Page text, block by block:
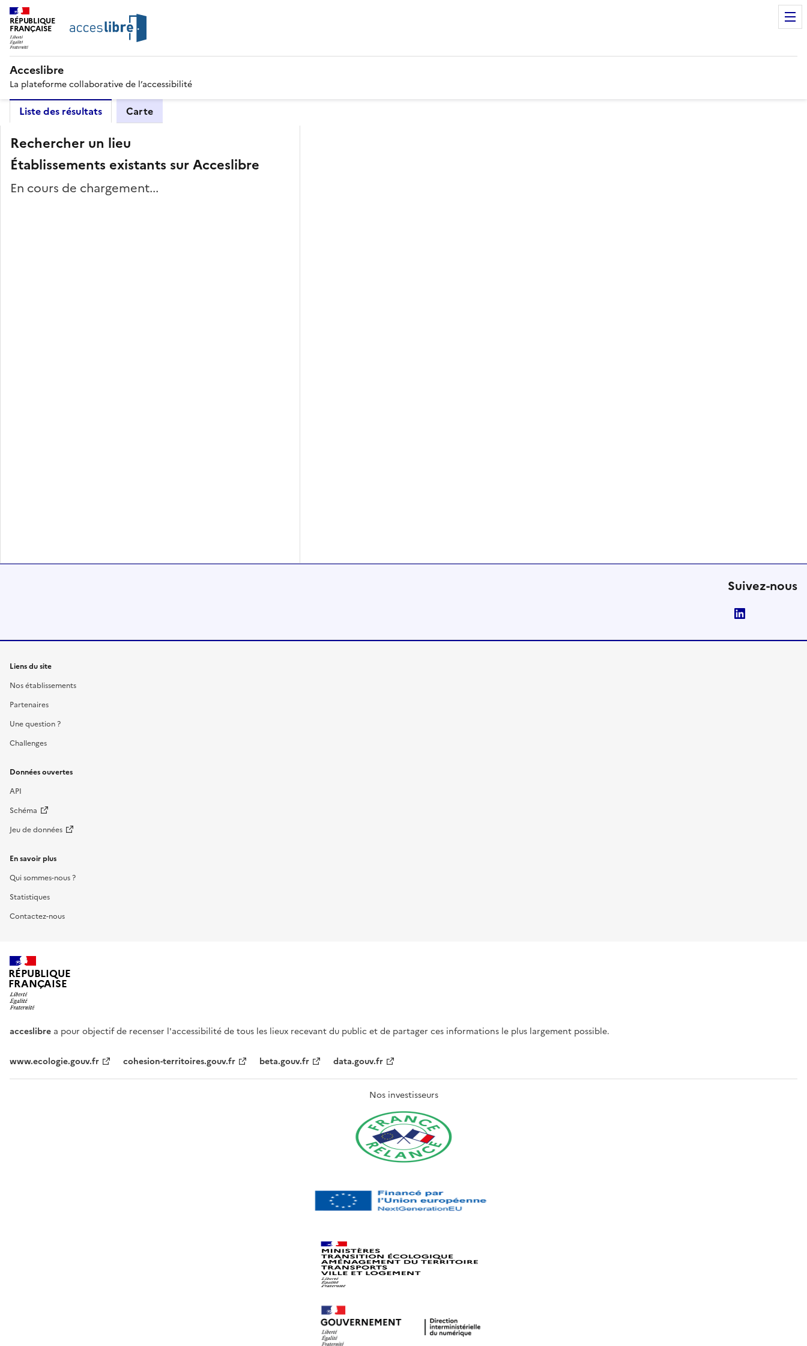
RÉPUBLIQUE
FRANÇAISE
Acceslibre
La plateforme collaborative de l’accessibilité
Liste des résultats Carte
Rechercher un lieu
Établissements existants sur Acceslibre
En cours de chargement...
Suivez-nous
Liens du site
Nos établissements
Partenaires
Une question ?
Challenges
Données ouvertes
API
Schéma
Jeu de données
En savoir plus
Qui sommes-nous ?
Statistiques
Contactez-nous
RÉPUBLIQUE
FRANÇAISE
acceslibre a pour objectif de recenser l'accessibilité de tous les lieux recevant du public et de partager ces informations le plus largement possible.
www.ecologie.gouv.fr cohesion-territoires.gouv.fr beta.gouv.fr data.gouv.fr
Nos investisseurs